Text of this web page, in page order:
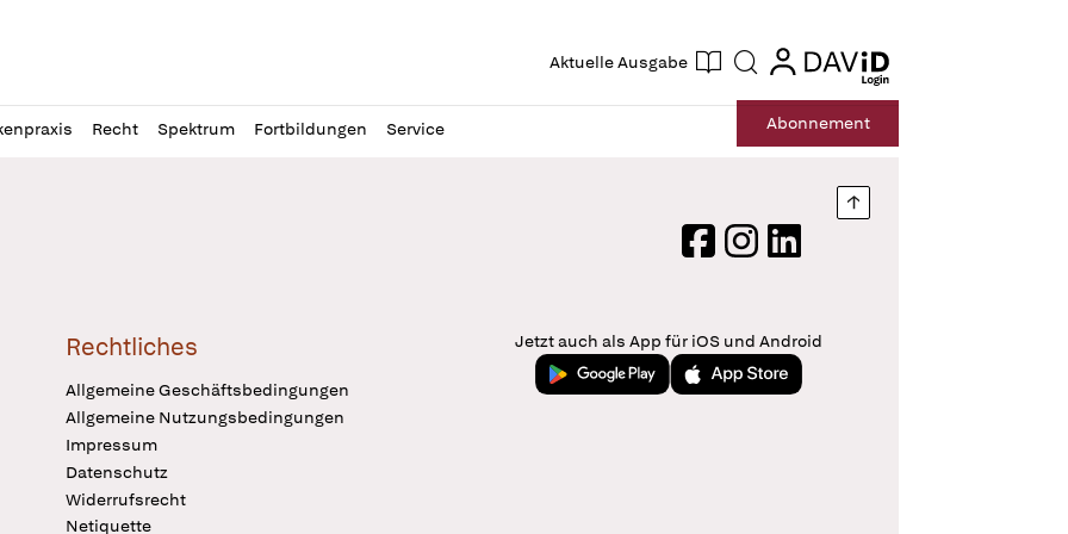
Aktuelle Ausgabe Suche login
login
Recht Spektrum Fortbildungen Service Abonnement
Nach oben springen
FacebookInstagram
LinkedIn
Rechtliches
Allgemeine Geschäftsbedingungen
Allgemeine Nutzungsbedingungen
Impressum
Datenschutz
Widerrufsrecht
Netiquette
Jetzt auch als App für iOS und Android
Jetzt bei Google PlayLaden im App Store